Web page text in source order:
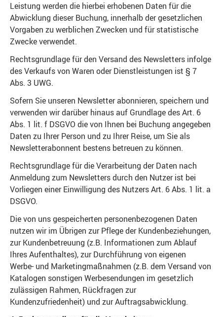
Leistung werden die hierbei erhobenen Daten für die
Abwicklung dieser Buchung, innerhalb der gesetzlichen
Vorgaben zu werblichen Zwecken und für statistische
Zwecke verwendet.
Rechtsgrundlage für den Versand des Newsletters infolge
des Verkaufs von Waren oder Dienstleistungen ist § 7
Abs. 3 UWG.
Sofern Sie unseren Newsletter abonnieren, speichern und
verwenden wir darüber hinaus auf Grundlage des Art. 6
Abs. 1 lit. f DSGVO die von Ihnen bei Buchung angegeben
Daten zu Ihrer Person und zu Ihrer Reise, um Sie als
Newsletterabonnent bestens betreuen zu können.
Rechtsgrundlage für die Verarbeitung der Daten nach
Anmeldung zum Newsletters durch den Nutzer ist bei
Vorliegen einer Einwilligung des Nutzers Art. 6 Abs. 1 lit. a
DSGVO.
Die von uns gespeicherten personenbezogenen Daten
nutzen wir im Übrigen zur Pflege der Kundenbeziehungen,
zur Kundenbetreuung (z.B. Informationen zum Ablauf
Ihres Aufenthaltes), zur Durchführung von eigenen
Werbe- und Marketingmaßnahmen (z.B. dem Versand von
Katalogen sonstigen Werbesendungen im gesetzlich
zulässigen Rahmen, Rückfragen zur
Kundenzufriedenheit) und zur Auftragsabwicklung.